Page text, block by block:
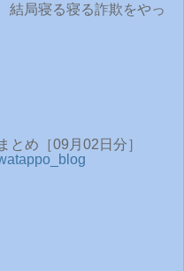
結局寝る寝る詐欺をやっ
とめ［09月02日分］